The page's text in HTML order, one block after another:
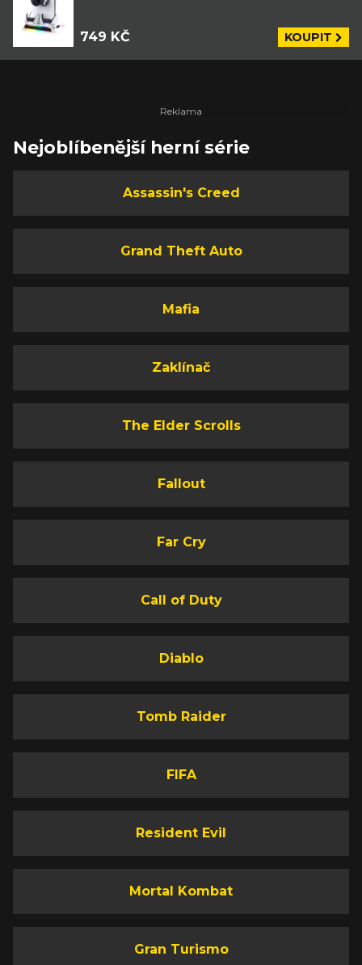
749 KČ KOUPIT
Nejoblíbenější herní série
Assassin's Creed
Grand Theft Auto
Mafia
Zaklínač
The Elder Scrolls
Fallout
Far Cry
Call of Duty
Diablo
Tomb Raider
FIFA
Resident Evil
Mortal Kombat
Gran Turismo